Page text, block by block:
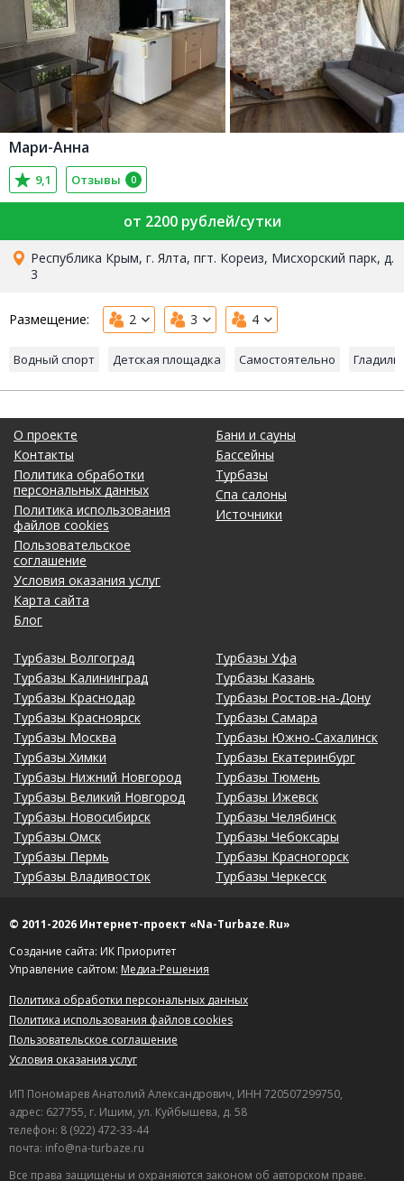
Мари-Анна
9,1 Отзывы 0
от 2200 рублей/сутки
Республика Крым, г. Ялта, пгт. Кореиз, Мисхорский парк, д.
3
Размещение: 2 3 4
Водный спорт Детская площадка Самостоятельно
О проекте
Контакты
Политика обработки
персональных данных
Политика использования
файлов cookies
Пользовательское
соглашение
Условия оказания услуг
Карта сайта
Блог
Бани и сауны
Бассейны
Турбазы
Спа салоны
Источники
Турбазы Волгоград
Турбазы Калининград
Турбазы Краснодар
Турбазы Красноярск
Турбазы Москва
Турбазы Химки
Турбазы Нижний Новгород
Турбазы Великий Новгород
Турбазы Новосибирск
Турбазы Омск
Турбазы Пермь
Турбазы Владивосток
Турбазы Уфа
Турбазы Казань
Турбазы Ростов-на-Дону
Турбазы Самара
Турбазы Южно-Сахалинск
Турбазы Екатеринбург
Турбазы Тюмень
Турбазы Ижевск
Турбазы Челябинск
Турбазы Чебоксары
Турбазы Красногорск
Турбазы Черкесск
© 2011-2026 Интернет-проект «Na-Turbaze.Ru»
Создание сайта: ИК Приоритет
Управление сайтом: Медиа-Решения
Политика обработки персональных данных
Политика использования файлов cookies
Пользовательское соглашение
Условия оказания услуг
ИП Пономарев Анатолий Александрович, ИНН 720507299750,
адрес: 627755, г. Ишим, ул. Куйбышева, д. 58
телефон: 8 (922) 472-33-44
почта: info@na-turbaze.ru
Все права защищены и охраняются законом об авторском праве.